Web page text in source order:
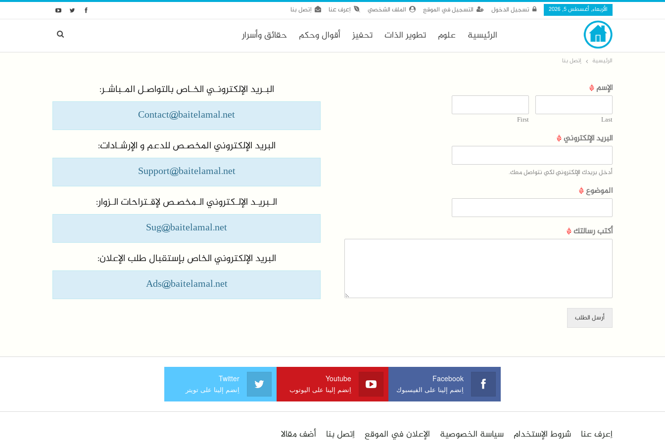
الأربعاء, أغسطس 5, 2026 تسجيل الدخول التسجيل في الموقع الملف الشخصي اِعرف عنا اِتصل بنا
الرئيسية علوم تطوير الذات تحفيز أقوال وحكم حقائق وأسرار
الرئيسية اِتصل بنا
البـريد الإلكترونـي الخـاص بالتواصـل المـباشـر:
Contact@baitelamal.net
البريد الإلكتروني المخصـص للدعم و الإرشـادات:
Support@baitelamal.net
الـبريـد الإلـكتروني الـمخصـص لإقـتراحات الـزوار:
Sug@baitelamal.net
البريد الإلكتروني الخاص بإستقبال طلب الإعلان:
Ads@baitelamal.net
الإسم*
First Last
البريد الإلكتروني*
أدخل بريدك الإلكتروني لكي نتواصل معك.
الموضوع*
أكتب رسالتك*
أرسل الطلب
Facebook
اِنضم إلينا على الفيسبوك
Youtube
اِنضم إلينا على اليوتوب
Twitter
اِنضم إلينا على تويتر
اِعرف عنا شروط الإستخدام سياسة الخصوصية الإعلان في الموقع اِتصل بنا أضف مقالا